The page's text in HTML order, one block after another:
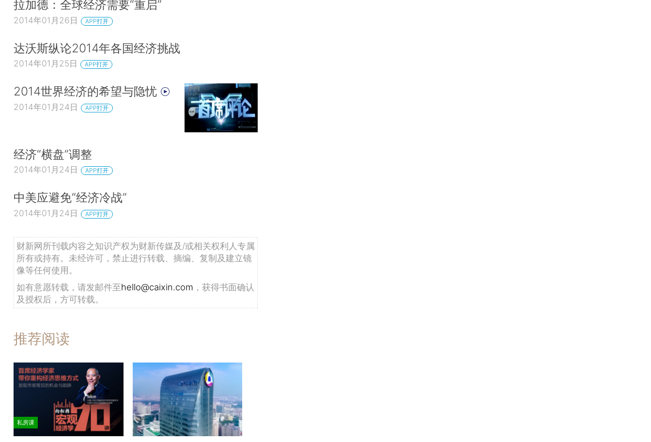
拉加德：全球经济需要“重启”
2014年01月26日 APP打开
达沃斯纵论2014年各国经济挑战
2014年01月25日 APP打开
2014世界经济的希望与隐忧
2014年01月24日 APP打开
经济“横盘”调整
2014年01月24日 APP打开
中美应避免“经济冷战”
2014年01月24日 APP打开
财新网所刊载内容之知识产权为财新传媒及/或相关权利人专属
所有或持有。未经许可，禁止进行转载、摘编、复制及建立镜
像等任何使用。
如有意愿转载，请发邮件至hello@caixin.com ，获得书面确认
及授权后，方可转载。
推荐阅读
私房课